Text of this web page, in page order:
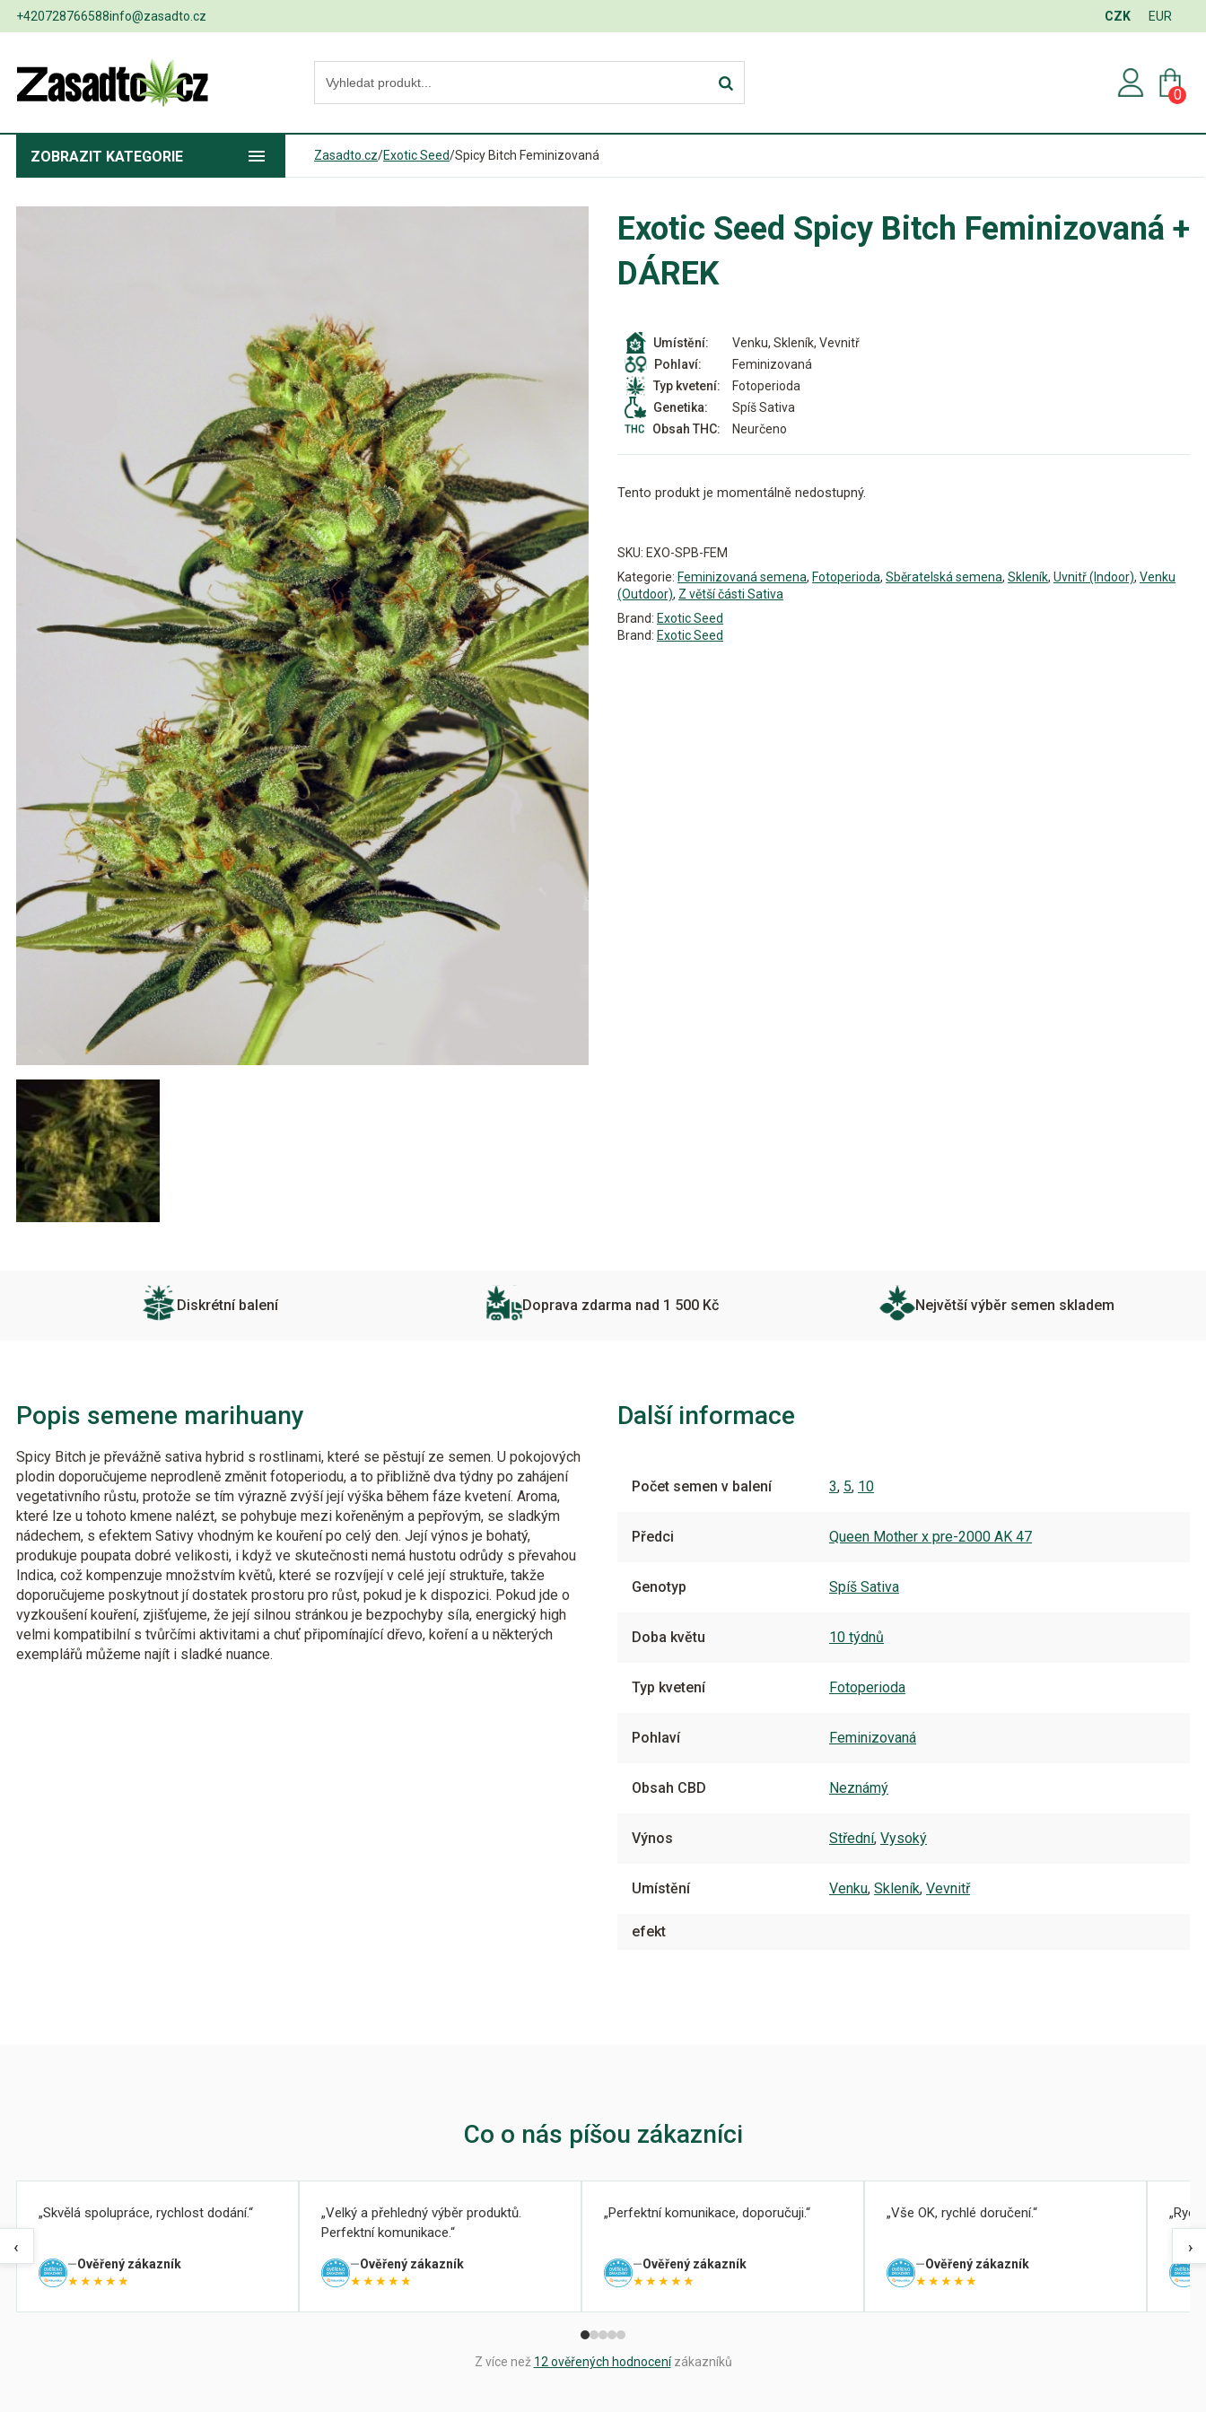
+420728766588info@zasadto.cz CZK EUR
0
ZOBRAZIT KATEGORIE Zasadto.cz/Exotic Seed/Spicy Bitch Feminizovaná
Exotic Seed Spicy Bitch Feminizovaná +
DÁREK
Umístění:
Venku, Skleník, Vevnitř
Pohlaví:
Feminizovaná
Typ kvetení:
Fotoperioda
Genetika:
Spíš Sativa
Obsah THC:
Neurčeno
Tento produkt je momentálně nedostupný.
SKU: EXO-SPB-FEM
Kategorie: Feminizovaná semena, Fotoperioda, Sběratelská semena, Skleník, Uvnitř (Indoor), Venku
(Outdoor), Z větší části Sativa
Brand: Exotic Seed
Brand: Exotic Seed
Diskrétní balení Doprava zdarma nad 1 500 Kč Největší výběr semen skladem
Popis semene marihuany
Spicy Bitch je převážně sativa hybrid s rostlinami, které se pěstují ze semen. U pokojových
plodin doporučujeme neprodleně změnit fotoperiodu, a to přibližně dva týdny po zahájení
vegetativního růstu, protože se tím výrazně zvýší její výška během fáze kvetení. Aroma,
které lze u tohoto kmene nalézt, se pohybuje mezi kořeněným a pepřovým, se sladkým
nádechem, s efektem Sativy vhodným ke kouření po celý den. Její výnos je bohatý,
produkuje poupata dobré velikosti, i když ve skutečnosti nemá hustotu odrůdy s převahou
Indica, což kompenzuje množstvím květů, které se rozvíjejí v celé její struktuře, takže
doporučujeme poskytnout jí dostatek prostoru pro růst, pokud je k dispozici. Pokud jde o
vyzkoušení kouření, zjišťujeme, že její silnou stránkou je bezpochyby síla, energický high
velmi kompatibilní s tvůrčími aktivitami a chuť připomínající dřevo, koření a u některých
exemplářů můžeme najít i sladké nuance.
Další informace
Počet semen v balení 3, 5, 10
Předci Queen Mother x pre-2000 AK 47
Genotyp Spíš Sativa
Doba květu 10 týdnů
Typ kvetení Fotoperioda
Pohlaví Feminizovaná
Obsah CBD Neznámý
Výnos Střední, Vysoký
Umístění Venku, Skleník, Vevnitř
efekt
Co o nás píšou zákazníci
‹
Skvělá spolupráce, rychlost dodání.
Ověřený zákazník
★★★★★
Velký a přehledný výběr produktů.
Perfektní komunikace.
Ověřený zákazník
★★★★★
Perfektní komunikace, doporučuji.
Ověřený zákazník
★★★★★
Vše OK, rychlé doručení.
Ověřený zákazník
★★★★★
›
Z více než 12 ověřených hodnocenízákazníků